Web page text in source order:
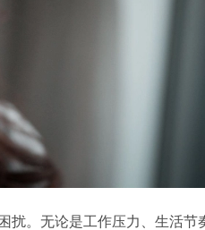
扰。无论是工作压力、生活节